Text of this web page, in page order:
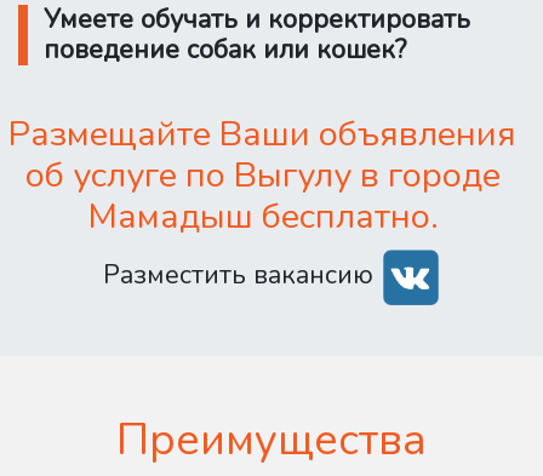
Умеете обучать и корректировать
поведение собак или кошек?
Размещайте Ваши объявления
об услуге по Выгулу в городе
Мамадыш бесплатно.
Разместить вакансию
Преимущества